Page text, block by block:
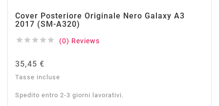
Cover Posteriore Originale Nero Galaxy A3
2017 (SM-A320)
     (0) Reviews
35,45 €
Tasse incluse
Spedito entro 2-3 giorni lavorativi.